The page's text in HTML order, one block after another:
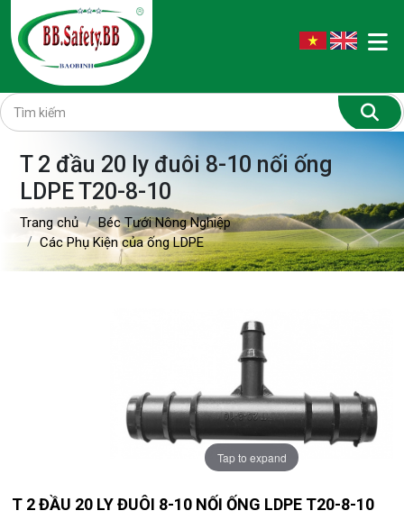
T 2 đầu 20 ly đuôi 8-10 nối ống
LDPE T20-8-10
Trang chủ
Béc Tưới Nông Nghiệp
Các Phụ Kiện của ống LDPE
Tap to expand
T 2 ĐẦU 20 LY ĐUÔI 8-10 NỐI ỐNG LDPE T20-8-10